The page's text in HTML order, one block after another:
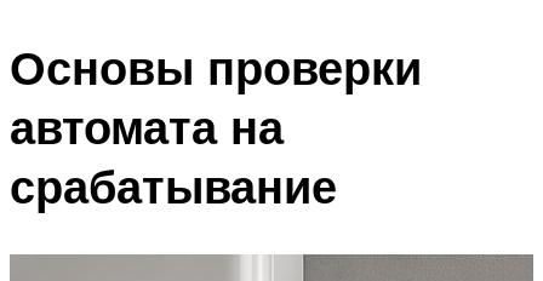
Основы проверки
автомата на
срабатывание